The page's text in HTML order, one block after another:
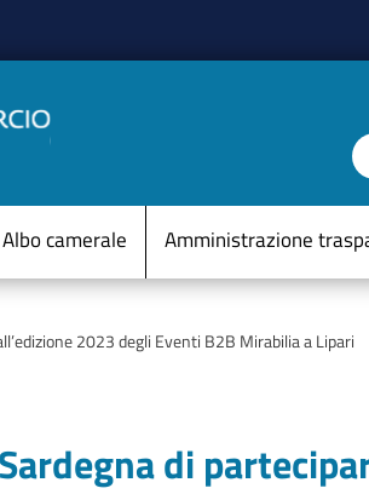
Menu
Albo camerale Amministrazione
2023 degli Eventi B2B Mirabilia a Lipari
di